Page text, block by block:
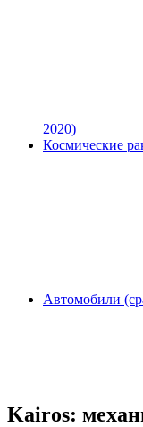
2020)
Космические
Автомобили
Kairos: